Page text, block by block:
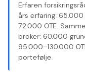
Erfaren
års erfaring: 65.000
72.000 OTE.
broker: 60.000
95.000–130.000
portefølje.